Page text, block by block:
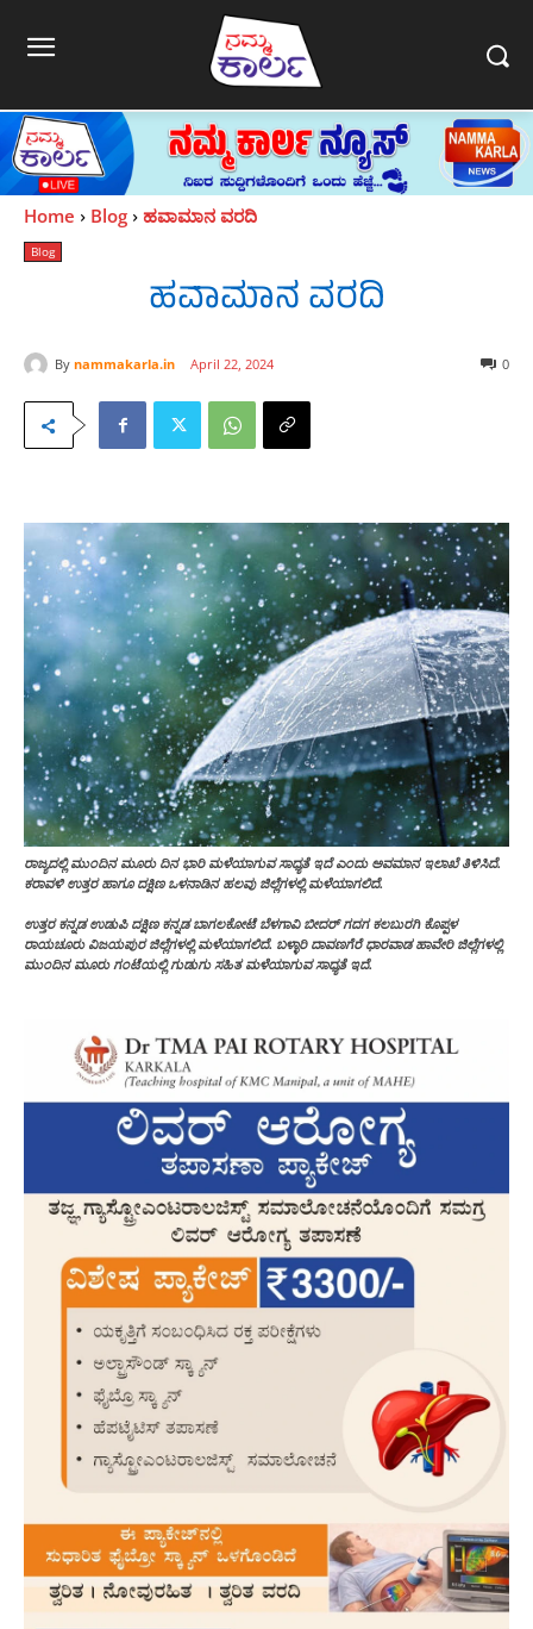
Home Blog ಹವಾಮಾನ ವರದಿ
Blog
ಹವಾಮಾನ ವರದಿ
By nammakarla.in April 22, 2024 0
ರಾಜ್ಯದಲ್ಲಿ ಮುಂದಿನ ಮೂರು ದಿನ ಭಾರಿ ಮಳೆಯಾಗುವ ಸಾಧ್ಯತೆ ಇದೆ ಎಂದು ಅವಮಾನ ಇಲಾಖೆ ತಿಳಿಸಿದೆ.
ಕರಾವಳಿ ಉತ್ತರ ಹಾಗೂ ದಕ್ಷಿಣ ಒಳನಾಡಿನ ಹಲವು ಜಿಲ್ಲೆಗಳಲ್ಲಿ ಮಳೆಯಾಗಲಿದೆ.
ಉತ್ತರ ಕನ್ನಡ ಉಡುಪಿ ದಕ್ಷಿಣ ಕನ್ನಡ ಬಾಗಲಕೋಟೆ ಬೆಳಗಾವಿ ಬೀದರ್ ಗದಗ ಕಲಬುರಗಿ ಕೊಪ್ಪಳ
ರಾಯಚೂರು ವಿಜಯಪುರ ಜಿಲ್ಲೆಗಳಲ್ಲಿ ಮಳೆಯಾಗಲಿದೆ. ಬಳ್ಳಾರಿ ದಾವಣಗೆರೆ ಧಾರವಾಡ ಹಾವೇರಿ ಜಿಲ್ಲೆಗಳಲ್ಲಿ
ಮುಂದಿನ ಮೂರು ಗಂಟೆಯಲ್ಲಿ ಗುಡುಗು ಸಹಿತ ಮಳೆಯಾಗುವ ಸಾಧ್ಯತೆ ಇದೆ.